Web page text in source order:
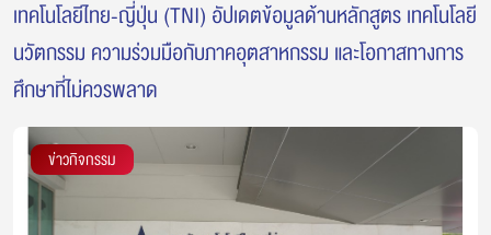
เทคโนโลยีไทย-ญี่ปุ่น (TNI) อัปเดตข้อมูลด้านหลักสูตร เทคโนโลยี
นวัตกรรม ความร่วมมือกับภาคอุตสาหกรรม และโอกาสทางการ
ศึกษาที่ไม่ควรพลาด
ข่าวกิจกรรม